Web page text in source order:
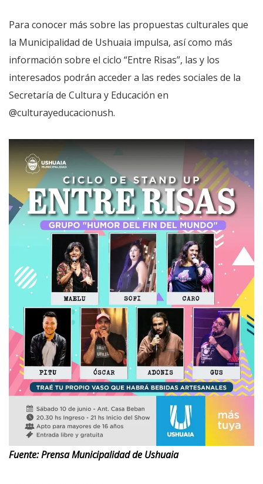
Para conocer más sobre las propuestas culturales que
la Municipalidad de Ushuaia impulsa, así como más
información sobre el ciclo “Entre Risas”, las y los
interesados podrán acceder a las redes sociales de la
Secretaría de Cultura y Educación en
@culturayeducacionush.
Fuente: Prensa Municipalidad de Ushuaia